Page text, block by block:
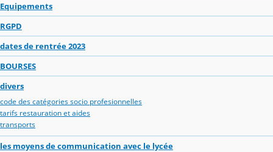
Equipements
RGPD
dates de rentrée 2023
BOURSES
divers
code des catégories socio profesionnelles
tarifs restauration et aides
transports
les moyens de communication avec le lycée